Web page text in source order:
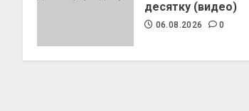
десятку (видео)
06.08.2026 0